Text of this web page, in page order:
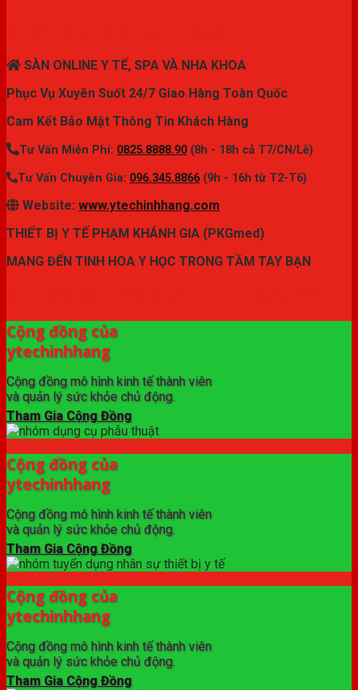
SÀN ONLINE Y TẾ, SPA VÀ NHA KHOA
Phục Vụ Xuyên Suốt 24/7 Giao Hàng Toàn Quốc
Cam Kết Bảo Mật Thông Tin Khách Hàng
Tư Vấn Miễn Phí: 0825.8888.90 (8h - 18h cả T7/CN/Lễ)
Tư Vấn Chuyên Gia: 096.345.8866 (9h - 16h từ T2-T6)
Website: www.ytechinhhang.com
THIẾT BỊ Y TẾ PHẠM KHÁNH GIA (PKGmed)
MANG ĐẾN TINH HOA Y HỌC TRONG TẦM TAY BẠN
Cộng đồng của
ytechinhhang
Cộng đồng mô hình kinh tế thành viên
và quản lý sức khỏe chủ động.
Tham Gia Cộng Đồng
Cộng đồng của
ytechinhhang
Cộng đồng mô hình kinh tế thành viên
và quản lý sức khỏe chủ động.
Tham Gia Cộng Đồng
Cộng đồng của
ytechinhhang
Cộng đồng mô hình kinh tế thành viên
và quản lý sức khỏe chủ động.
Tham Gia Cộng Đồng